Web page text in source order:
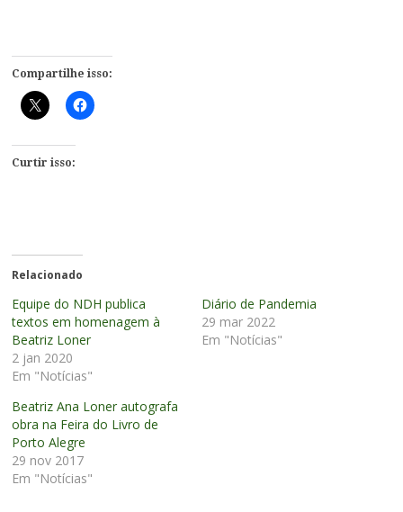
Compartilhe isso:
Curtir isso:
Relacionado
Equipe do NDH publica
textos em homenagem à
Beatriz Loner
2 jan 2020
Em "Notícias"
Diário de Pandemia
29 mar 2022
Em "Notícias"
Beatriz Ana Loner autografa
obra na Feira do Livro de
Porto Alegre
29 nov 2017
Em "Notícias"